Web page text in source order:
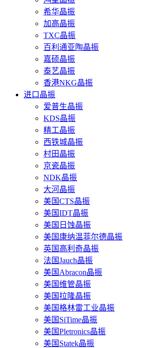
希华晶振
加高晶振
TXC晶振
百利通亚陶晶振
嘉硕晶振
泰艺晶振
香港NKG晶振
进口晶振
爱普生晶振
KDS晶振
精工晶振
西铁城晶振
村田晶振
京瓷晶振
NDK晶振
大河晶振
美国CTS晶振
美国IDT晶振
美国日蚀晶振
美国康纳温菲尔德晶振
英国高利奇晶振
法国Jauch晶振
美国Abracon晶振
美国维管晶振
美国拉隆晶振
美国格林雷工业晶振
美国SiTime晶振
美国Pletronics晶振
美国Statek晶振